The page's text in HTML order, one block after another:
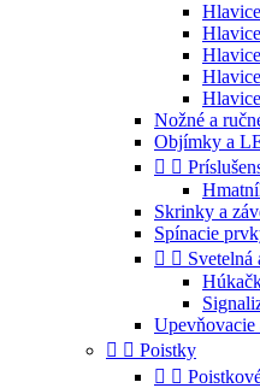
Nožné a
Objímky a
 
Skrinky a
Spínacie
  Svetelná
  Poistky
 